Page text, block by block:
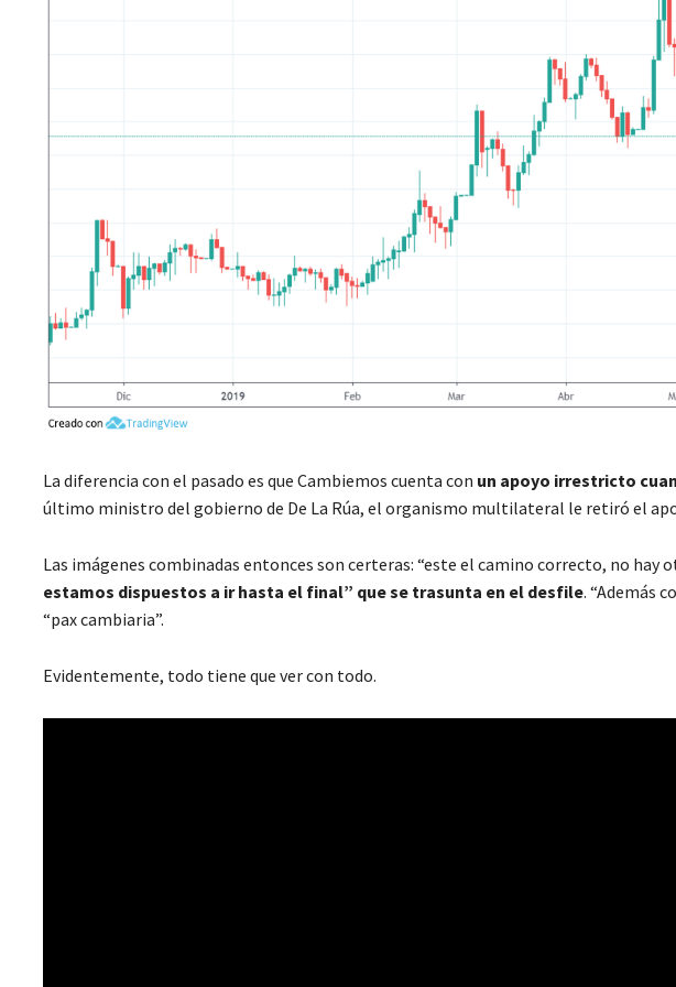
La diferencia con el pasado es que Cambiemos cuenta con un apoyo irrestricto
último ministro del gobierno de De La Rúa, el organismo multilateral le retiró el
Las imágenes combinadas entonces son certeras: “este el camino correcto, no hay
estamos dispuestos a ir hasta el final” que se trasunta en el desfile. “Además
“pax cambiaria”.
Evidentemente, todo tiene que ver con todo.